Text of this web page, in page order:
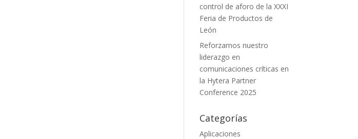
control de aforo de la XXXI
Feria de Productos de
León
Reforzamos nuestro
liderazgo en
comunicaciones críticas en
la Hytera Partner
Conference 2025
Categorías
Aplicaciones